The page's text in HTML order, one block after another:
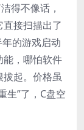
得不像话，
接扫描出了
的游戏启动
能，哪怕软件
起。价格虽
生”了，C盘空